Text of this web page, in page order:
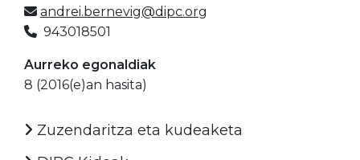
andrei.bernevig@dipc.org
943018501
Aurreko egonaldiak
8 (2016(e)an hasita)
Zuzendaritza eta kudeaketa